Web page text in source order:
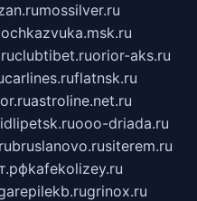
mossilver.ru
clubtibet.ruorior-aks.ru
carlines.ruflatnsk.ru
astroline.net.ru
ooo-driada.ru
bruslanovo.rusiterem.ru
kafekolizey.ru
grinox.ru